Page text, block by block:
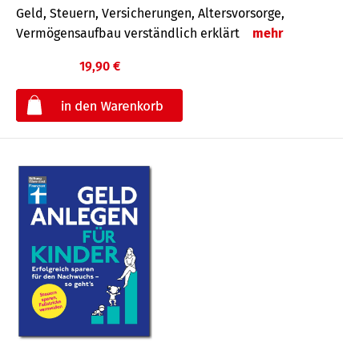
Geld, Steuern, Versicherungen, Altersvorsorge,
Vermögensaufbau verständlich erklärt
mehr
19,90 €